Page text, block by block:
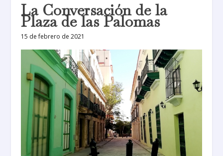
La Conversación de la
Plaza de las Palomas
15 de febrero de 2021